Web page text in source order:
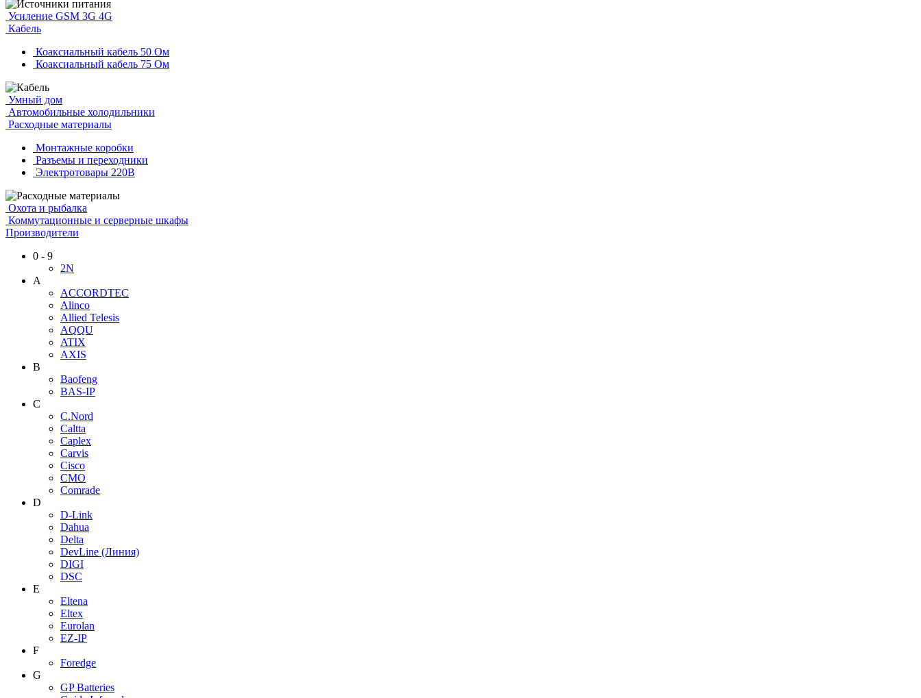
Усиление GSM 3G 4G
Кабель
Коаксиальный кабель 50 Ом
Коаксиальный кабель 75 Ом
Умный дом
Автомобильные холодильники
Расходные материалы
Монтажные коробки
Разъемы и переходники
Электротовары 220В
Охота и рыбалка
Коммутационные и серверные шкафы
Производители
0 - 9
2N
A
ACCORDTEC
Alinco
Allied Telesis
AQQU
ATIX
AXIS
B
Baofeng
BAS-IP
C
C.Nord
Caltta
Caplex
Carvis
Cisco
CMO
Comrade
D
D-Link
Dahua
Delta
DevLine (Линия)
DIGI
DSC
E
Eltena
Eltex
Eurolan
EZ-IP
F
Foredge
G
GP Batteries